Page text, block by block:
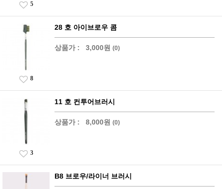
5
28 호 아이브로우 콤
상품가 : 3,000원 (0)
8
11 호 컨투어브러시
상품가 : 8,000원 (0)
3
B8 브로우/라이너 브러시